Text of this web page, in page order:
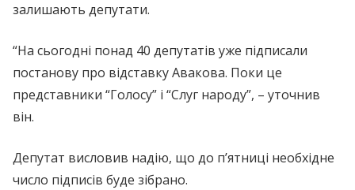
залишають депутати.
“На сьогодні понад 40 депутатів уже підписали
постанову про відставку Авакова. Поки це
представники “Голосу” і “Слуг народу”, – уточнив
він.
Депутат висловив надію, що до п’ятниці необхідне
число підписів буде зібрано.